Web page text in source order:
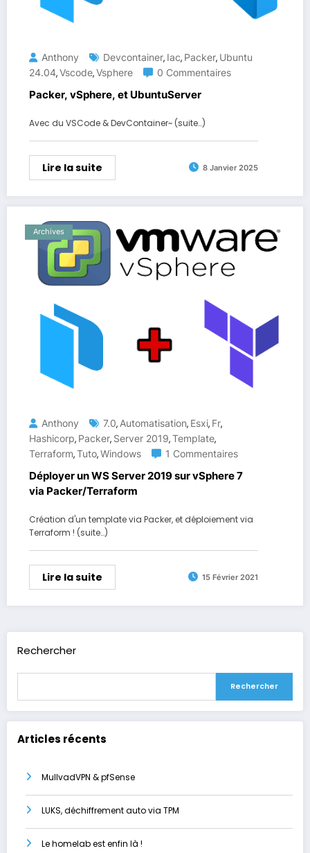
Anthony Devcontainer, Iac, Packer, Ubuntu
24.04,Vscode,Vsphere 0 Commentaires
Packer, vSphere, et UbuntuServer
Avec du VSCode & DevContainer~ (suite…)
Lire la suite 8 Janvier 2025
Archives
Anthony 7.0, Automatisation, Esxi, Fr,
Hashicorp, Packer, Server 2019,Template,
Terraform,Tuto,Windows 1 Commentaires
Déployer un WS Server 2019 sur vSphere 7
via Packer/Terraform
Création d'un template via Packer, et déploiement via
Terraform ! (suite…)
Lire la suite 15 Février 2021
Rechercher
Rechercher
Articles récents
MullvadVPN & pfSense
LUKS, déchiffrement auto via TPM
Le homelab est enfin là !